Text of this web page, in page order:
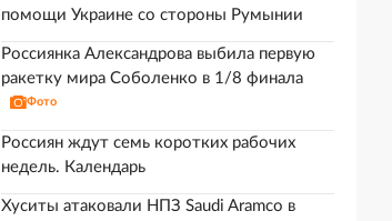
помощи Украине со стороны Румынии
Россиянка Александрова выбила первую
ракетку мира Соболенко в 1/8 финала
Фото
Россиян ждут семь коротких рабочих
недель. Календарь
Хуситы атаковали НПЗ Saudi Aramco в